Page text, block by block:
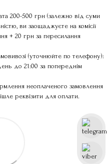
200-500 грн (залежно від суми
ви заощаджуєте на комісії
+ 20 грн за пересилання
(уточнюйте по телефону):
до 21:00 за попереднім
неоплаченого замовлення
реквізити для оплати.